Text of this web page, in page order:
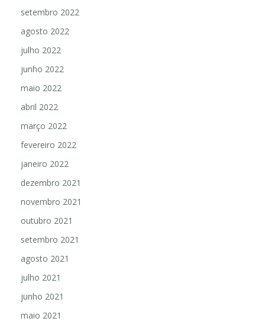
setembro 2022
agosto 2022
julho 2022
junho 2022
maio 2022
abril 2022
março 2022
fevereiro 2022
janeiro 2022
dezembro 2021
novembro 2021
outubro 2021
setembro 2021
agosto 2021
julho 2021
junho 2021
maio 2021